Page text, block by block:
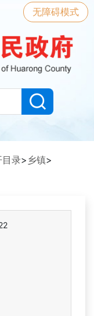
无障碍模式
目录> 乡镇>